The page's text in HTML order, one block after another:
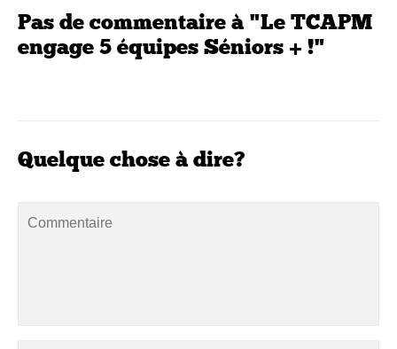
Pas de commentaire à "Le TCAPM
engage 5 équipes Séniors + !"
Quelque chose à dire?